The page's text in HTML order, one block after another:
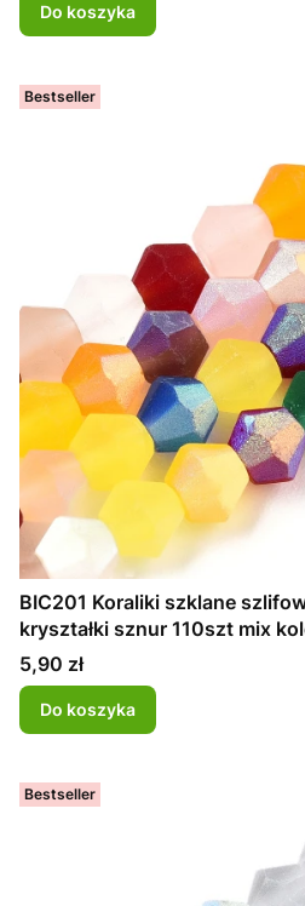
Do koszyka
Bestseller
BIC201 Koraliki szklane
kryształki sznur 110szt mix
Cena
5,90 zł
Do koszyka
Bestseller